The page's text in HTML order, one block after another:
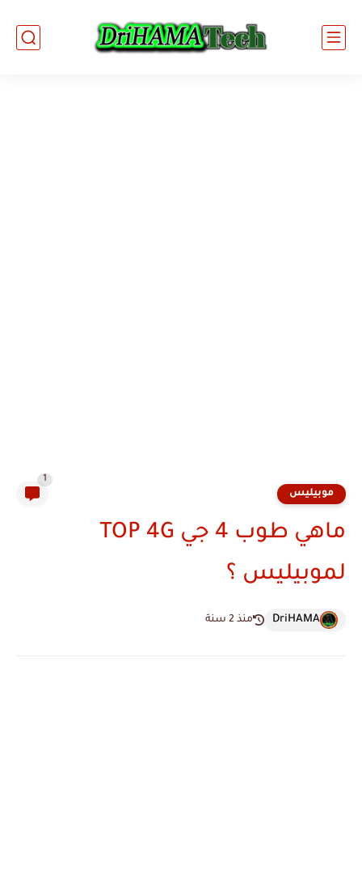
موبيليس
1
ماهي طوب 4 جي TOP 4G
لموبيليس ؟
DriHAMA منذ 2 سنة